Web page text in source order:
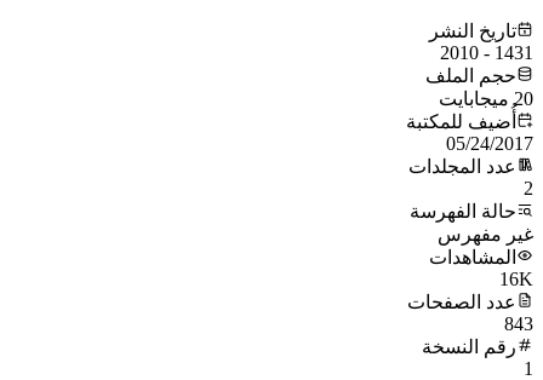
تاريخ النشر
1431 - 2010
حجم الملف
20 ميجابايت
أُضيف للمكتبة
05/24/2017
عدد المجلدات
2
حالة الفهرسة
غير مفهرس
المشاهدات
16K
عدد الصفحات
843
رقم النسخة
1